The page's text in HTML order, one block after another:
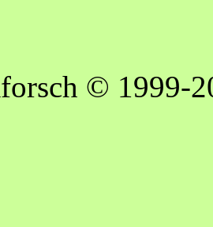
© 1999-